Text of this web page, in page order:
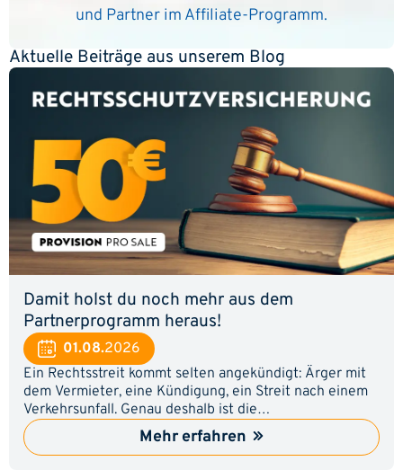
und Partner im Affiliate-Programm.
Aktuelle Beiträge aus unserem Blog
Damit holst du noch mehr aus dem
Partnerprogramm heraus!
01.08.2026
Ein Rechtsstreit kommt selten angekündigt: Ärger mit
dem Vermieter, eine Kündigung, ein Streit nach einem
Verkehrsunfall. Genau deshalb ist die
Rechtsschutzversicherung für viele ein Thema, an dem
sie irgendwann nicht vorbeikommen. Zeig deinen
Mehr erfahren